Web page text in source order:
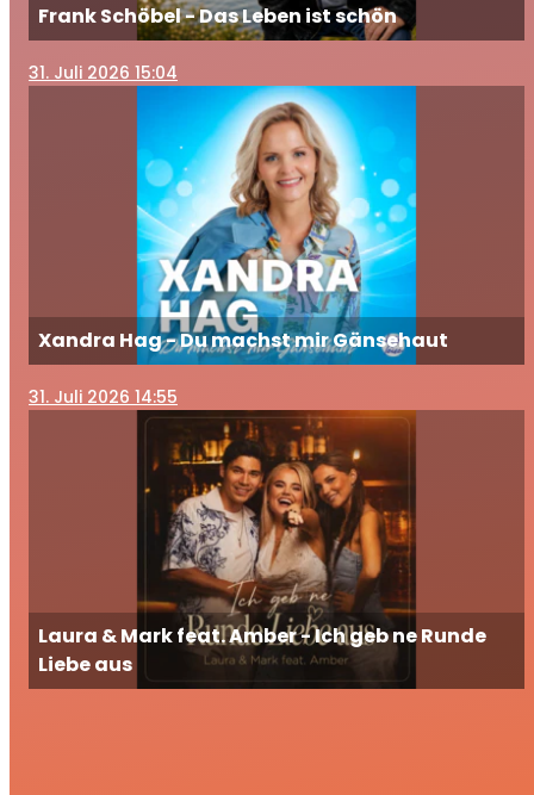
Frank Schöbel - Das Leben ist schön
31. Juli 2026 15:04
Xandra Hag - Du machst mir Gänsehaut
31. Juli 2026 14:55
Laura & Mark feat. Amber - Ich geb ne Runde
Liebe aus